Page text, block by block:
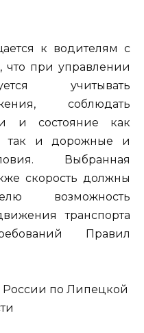
к водителям с
что при управлении
учитывать
соблюдать
и состояние как
так и дорожные и
Выбранная
скорость должны
возможность
транспорта
Правил
по Липецкой